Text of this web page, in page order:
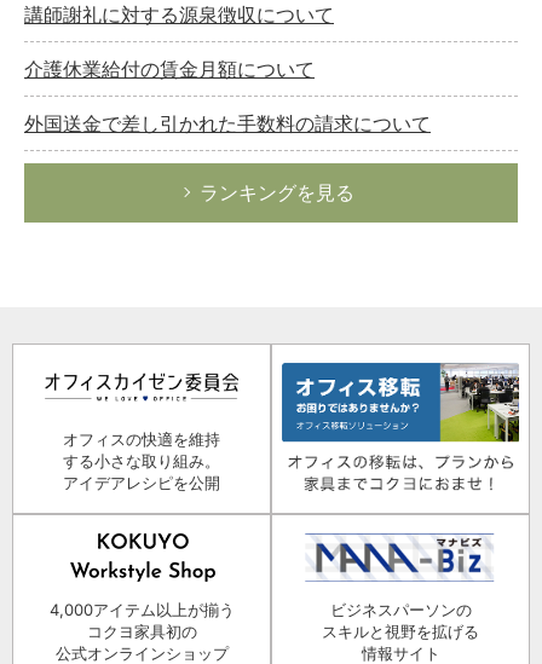
講師謝礼に対する源泉徴収について
介護休業給付の賃金月額について
外国送金で差し引かれた手数料の請求について
ランキングを見る
オフィスの快適を維持
する小さな取り組み。
アイデアレシピを公開
4,000アイテム以上が揃う
コクヨ家具初の
公式オンラインショップ
ビジネスパーソンの
スキルと視野を拡げる
情報サイト